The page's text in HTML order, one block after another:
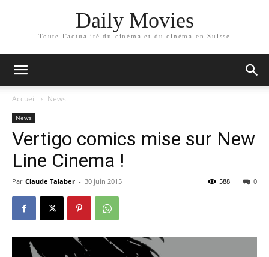
Daily Movies
Toute l'actualité du cinéma et du cinéma en Suisse
Accueil News
News
Vertigo comics mise sur New
Line Cinema !
Par Claude Talaber - 30 juin 2015 0
588